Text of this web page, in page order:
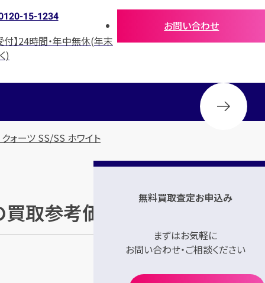
15-1234
付】24時間・年中無休(年末
)
お問い合わせ
ォーツ SS/SS ホワイト
取参考価格
無料買取査定お申込み
まずはお気軽に
お問い合わせ・ご相談ください